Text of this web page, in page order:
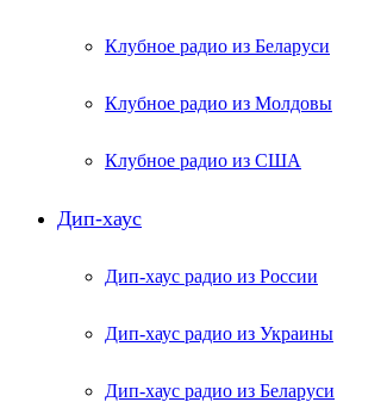
Клубное радио из Беларуси
Клубное радио из Молдовы
Клубное радио из США
Дип-хаус
Дип-хаус радио из России
Дип-хаус радио из Украины
Дип-хаус радио из Беларуси